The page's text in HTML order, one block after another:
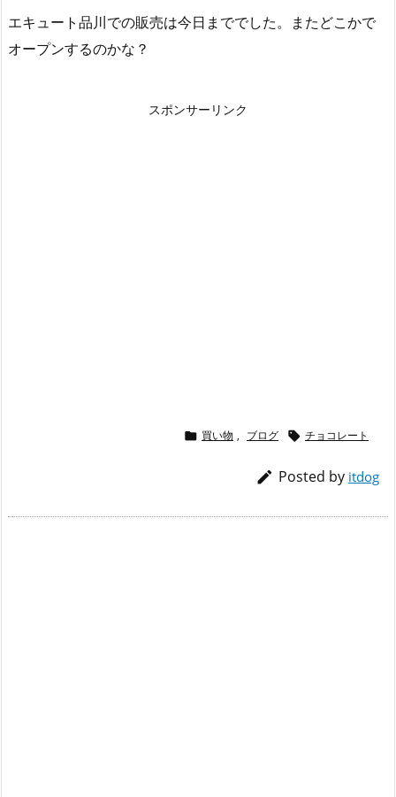
エキュート品川での販売は今日まででした。またどこかで
オープンするのかな？
スポンサーリンク
 買い物 , ブログ  チョコレート
 Posted by itdog